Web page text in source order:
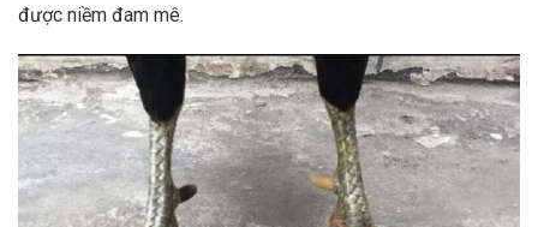
được niềm đam mê.